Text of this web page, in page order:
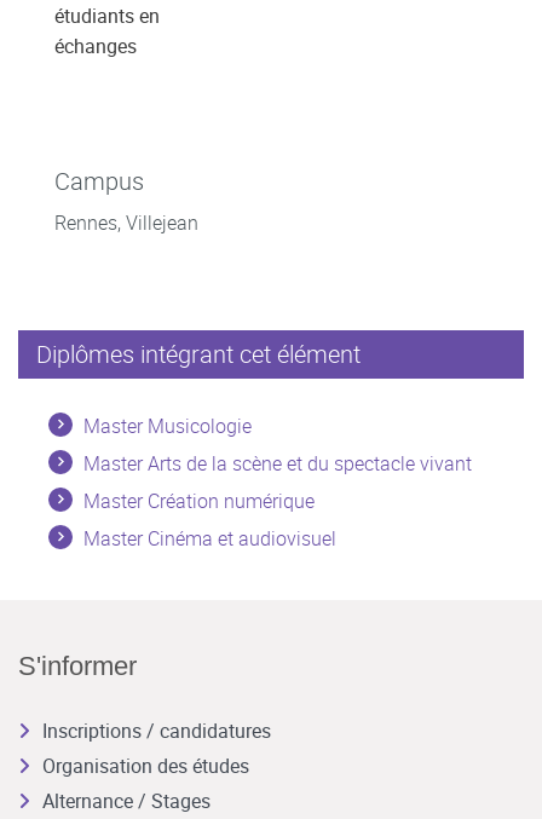
étudiants en
échanges
Campus
Rennes, Villejean
Diplômes intégrant cet élément
Master Musicologie
Master Arts de la scène et du spectacle vivant
Master Création numérique
Master Cinéma et audiovisuel
S'informer
Inscriptions / candidatures
Organisation des études
Alternance / Stages